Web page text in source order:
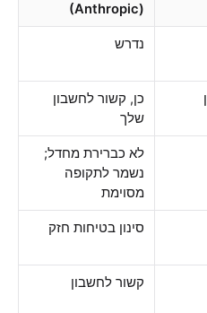
(Anthropic)
נדרש
כן, קשור לחשבון
שלך
לא כברירת מחדל;
נשמר לתקופה
מסוימת
סינון בטיחות חזק
קשור לחשבון